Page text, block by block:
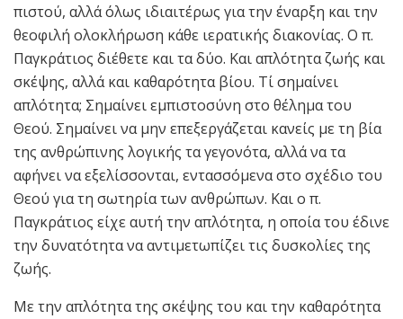
πιστού, αλλά όλως ιδιαιτέρως για την έναρξη και την
θεοφιλή ολοκλήρωση κάθε ιερατικής διακονίας. Ο π.
Παγκράτιος διέθετε και τα δύο. Και απλότητα ζωής και
σκέψης, αλλά και καθαρότητα βίου. Τί σημαίνει
απλότητα; Σημαίνει εμπιστοσύνη στο θέλημα του
Θεού. Σημαίνει να μην επεξεργάζεται κανείς με τη βία
της ανθρώπινης λογικής τα γεγονότα, αλλά να τα
αφήνει να εξελίσσονται, εντασσόμενα στο σχέδιο του
Θεού για τη σωτηρία των ανθρώπων. Και ο π.
Παγκράτιος είχε αυτή την απλότητα, η οποία του έδινε
την δυνατότητα να αντιμετωπίζει τις δυσκολίες της
ζωής.
Με την απλότητα της σκέψης του και την καθαρότητα